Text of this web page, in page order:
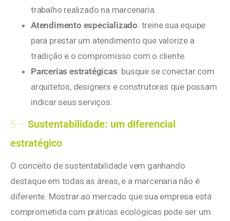
trabalho realizado na marcenaria.
Atendimento especializado: treine sua equipe
para prestar um atendimento que valorize a
tradição e o compromisso com o cliente.
Parcerias estratégicas: busque se conectar com
arquitetos, designers e construtoras que possam
indicar seus serviços.
5 – Sustentabilidade: um diferencial
estratégico
O conceito de sustentabilidade vem ganhando
destaque em todas as áreas, e a marcenaria não é
diferente. Mostrar ao mercado que sua empresa está
comprometida com práticas ecológicas pode ser um